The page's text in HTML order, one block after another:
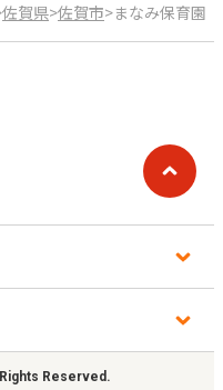
佐賀県>佐賀市>まなみ保育園
Reserved.